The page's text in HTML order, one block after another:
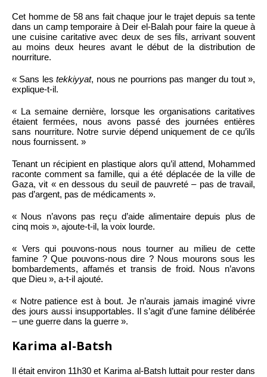
Cet homme de 58 ans fait chaque jour le trajet depuis sa tente
dans un camp temporaire à Deir el-Balah pour faire la queue à
une cuisine caritative avec deux de ses fils, arrivant souvent
au moins deux heures avant le début de la distribution de
nourriture.
« Sans lestekkiyyat, nous ne pourrions pas manger du tout »,
explique-t-il.
« La semaine dernière, lorsque les organisations caritatives
étaient fermées, nous avons passé des journées entières
sans nourriture. Notre survie dépend uniquement de ce qu’ils
nous fournissent. »
Tenant un récipient en plastique alors qu’il attend, Mohammed
raconte comment sa famille, qui a été déplacée de la ville de
Gaza, vit « en dessous du seuil de pauvreté – pas de travail,
pas d’argent, pas de médicaments ».
« Nous n’avons pas reçu d’aide alimentaire depuis plus de
cinq mois », ajoute-t-il, la voix lourde.
« Vers qui pouvons-nous nous tourner au milieu de cette
famine ? Que pouvons-nous dire ? Nous mourons sous les
bombardements, affamés et transis de froid. Nous n’avons
que Dieu », a-t-il ajouté.
« Notre patience est à bout. Je n’aurais jamais imaginé vivre
des jours aussi insupportables. Il s’agit d’une famine délibérée
– une guerre dans la guerre ».
Karima al-Batsh
Il était environ 11h30 et Karima al-Batsh luttait pour rester dans